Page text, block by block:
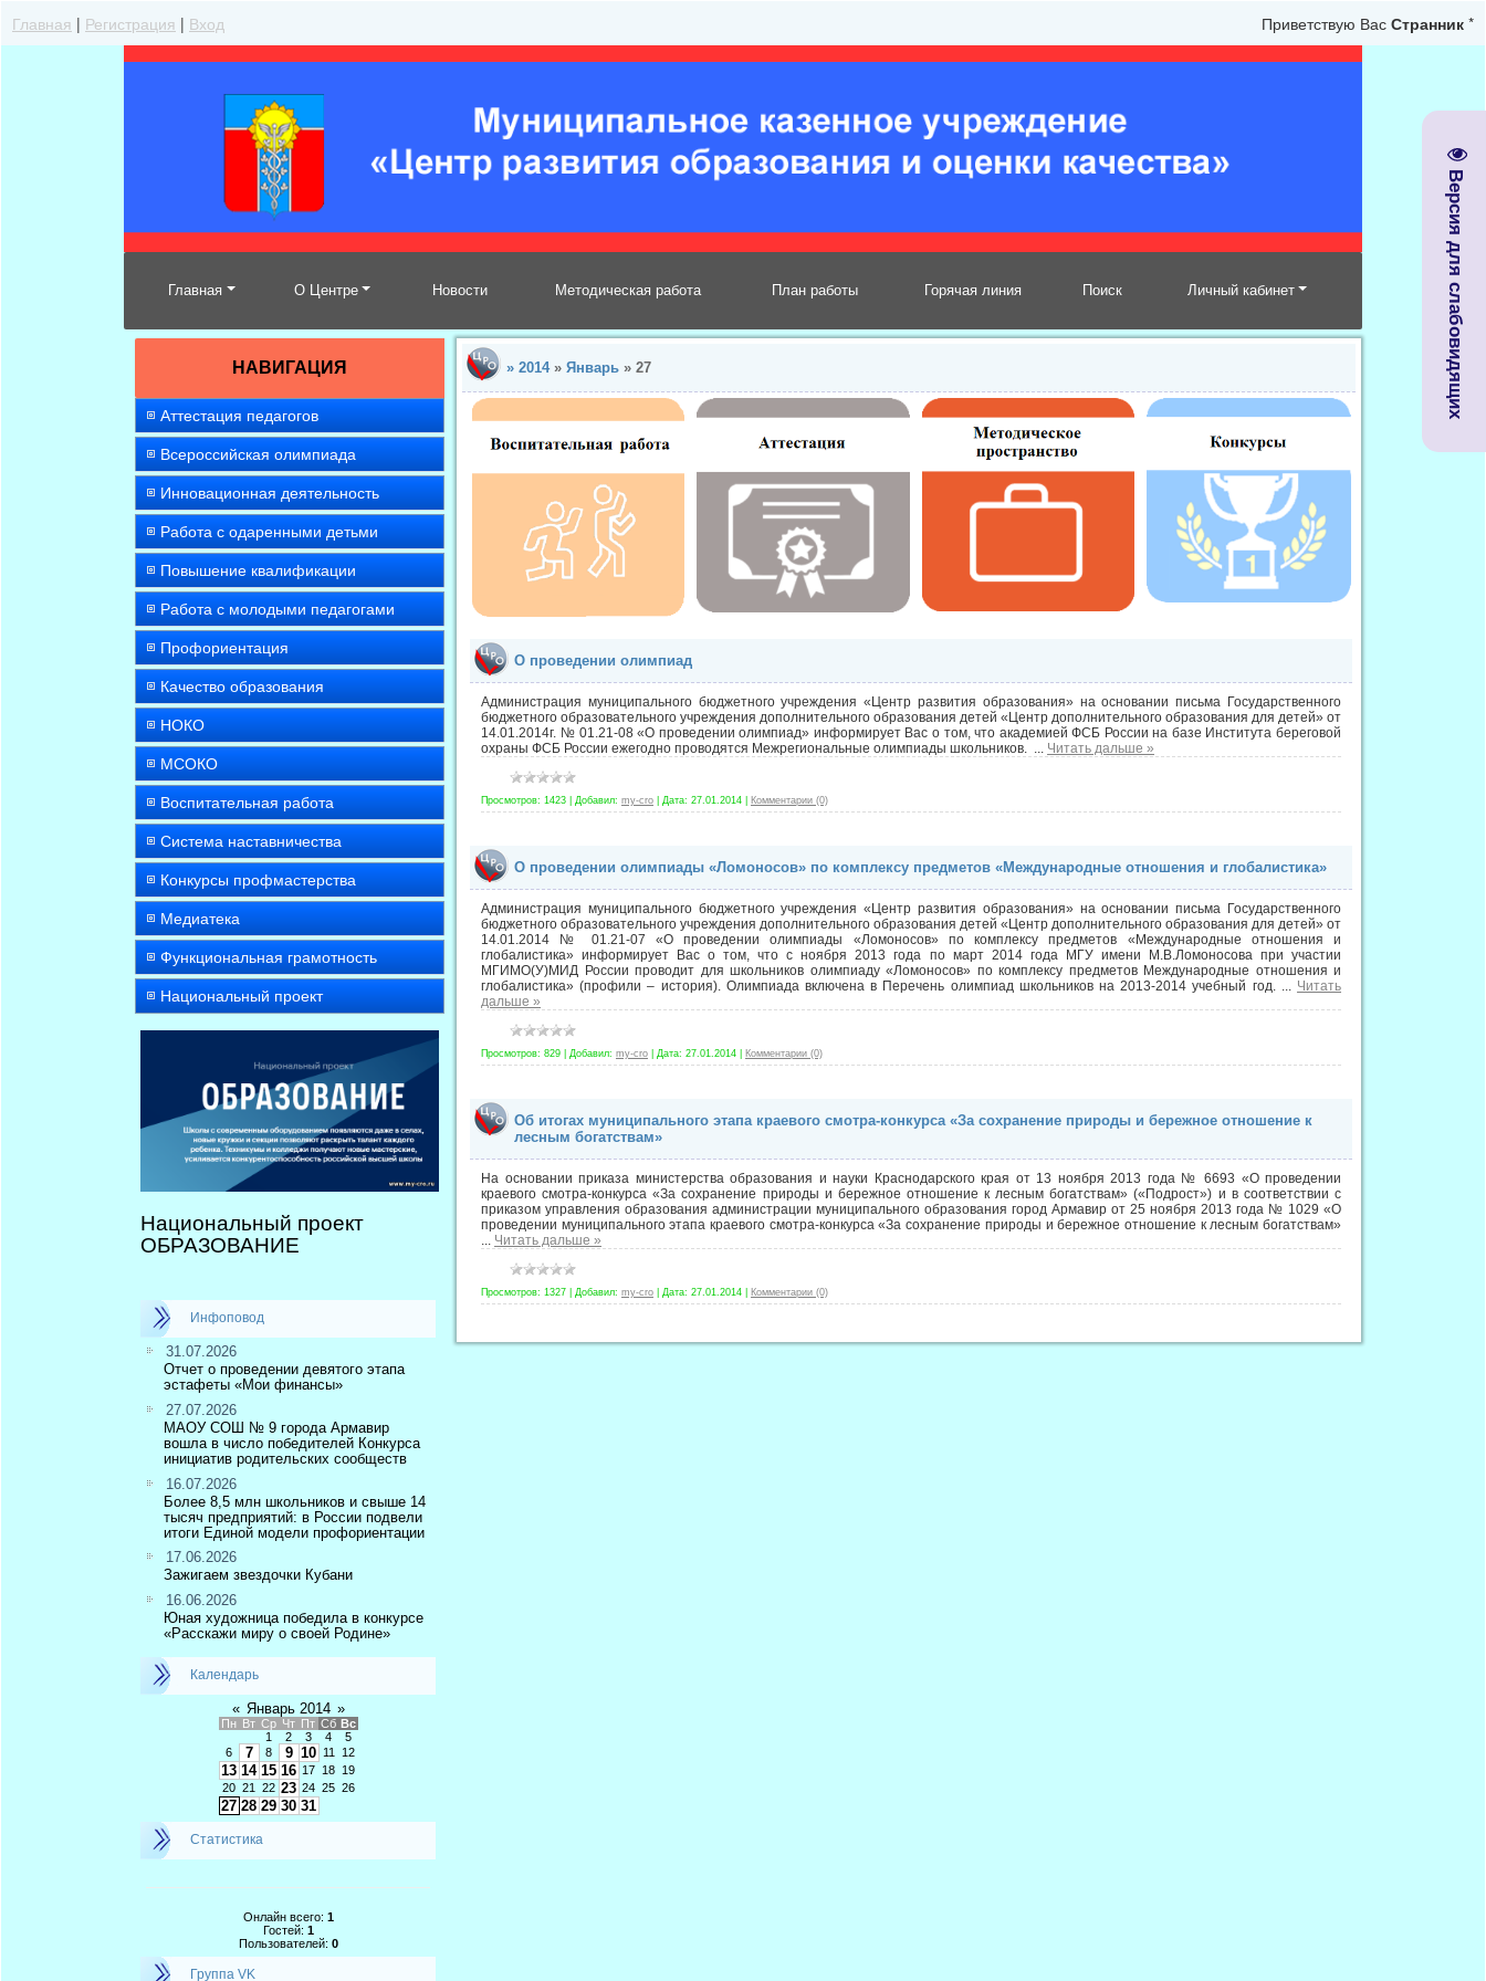
Версия для слабовидящих
Главная | Регистрация | Вход Приветствую Вас Странник *
Главная О Центре Новости Методическая работа План работы Горячая линия Поиск Личный кабинет
НАВИГАЦИЯ
Аттестация педагогов
Всероссийская олимпиада
Инновационная деятельность
Работа с одаренными детьми
Повышение квалификации
Работа с молодыми педагогами
Профориентация
Качество образования
НОКО
МСОКО
Воспитательная работа
Система наставничества
Конкурсы профмастерства
Медиатека
Функциональная грамотность
Национальный проект
Национальный проект
ОБРАЗОВАНИЕ
Инфоповод
31.07.2026
Отчет о проведении девятого этапа
эстафеты «Мои финансы»
27.07.2026
МАОУ СОШ № 9 города Армавир
вошла в число победителей Конкурса
инициатив родительских сообществ
16.07.2026
Более 8,5 млн школьников и свыше 14
тысяч предприятий: в России подвели
итоги Единой модели профориентации
17.06.2026
Зажигаем звездочки Кубани
16.06.2026
Юная художница победила в конкурсе
«Расскажи миру о своей Родине»
Календарь
« Январь 2014 »
Пн Вт Ср Чт Пт Сб Вс
1
2 3 4
5
6
7 8 9 10 11 12
13 14 15 16 17 18
19
20 21 22 23 24 25 26
27 28 29 30 31
Статистика
Онлайн всего: 1
Гостей: 1
Пользователей: 0
Группа VK
» 2014 » Январь » 27
О проведении олимпиад
Администрация муниципального бюджетного учреждения «Центр развития образования» на основании письма Государственного
бюджетного образовательного учреждения дополнительного образования детей «Центр дополнительного образования для детей» от
14.01.2014г. № 01.21-08 «О проведении олимпиад» информирует Вас о том, что академией ФСБ России на базе Института береговой
охраны ФСБ России ежегодно проводятся Межрегиональные олимпиады школьников. ... Читать дальше »
Просмотров: 1423 Добавил: my-cro Дата: 27.01.2014 Комментарии (0)
О проведении олимпиады «Ломоносов» по комплексу предметов «Международные отношения и глобалистика»
Администрация муниципального бюджетного учреждения «Центр развития образования» на основании письма Государственного
бюджетного образовательного учреждения дополнительного образования детей «Центр дополнительного образования для детей» от
14.01.2014 № 01.21-07 «О проведении олимпиады «Ломоносов» по комплексу предметов «Международные отношения и
глобалистика» информирует Вас о том, что с ноября 2013 года по март 2014 года МГУ имени М.В.Ломоносова при участии
МГИМО(У)МИД России проводит для школьников олимпиаду «Ломоносов» по комплексу предметов Международные отношения и
глобалистика» (профили – история). Олимпиада включена в Перечень олимпиад школьников на 2013-2014 учебный год. ... Читать
дальше »
Просмотров: 829 Добавил: my-cro Дата: 27.01.2014 Комментарии (0)
Об итогах муниципального этапа краевого смотра-конкурса «За сохранение природы и бережное отношение к
лесным богатствам»
На основании приказа министерства образования и науки Краснодарского края от 13 ноября 2013 года № 6693 «О проведении
краевого смотра-конкурса «За сохранение природы и бережное отношение к лесным богатствам» («Подрост») и в соответствии с
приказом управления образования администрации муниципального образования город Армавир от 25 ноября 2013 года № 1029 «О
проведении муниципального этапа краевого смотра-конкурса «За сохранение природы и бережное отношение к лесным богатствам»
... Читать дальше »
Просмотров: 1327 Добавил: my-cro Дата: 27.01.2014 Комментарии (0)